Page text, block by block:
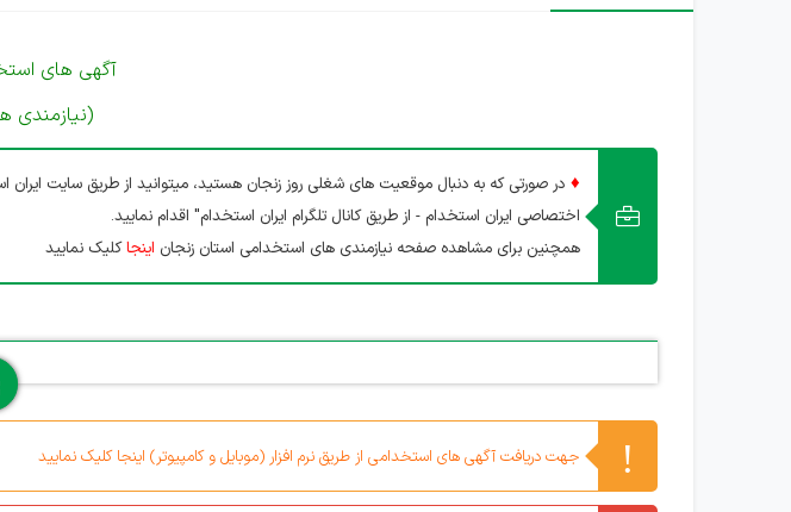
آگهی های
(نیازمندی
♦ در صورتی که به دنبال موقعیت های شغلی روز زنجان هستید، میتوانید از طریق سایت
اختصاصی ایران استخدام - از طریق کانال تلگرام ایران استخدام" اقدام نمایید.
همچنین برای مشاهده صفحه نیازمندی های استخدامی استان زنجان اینجاکلیک نمایید
جهت دریافت آگهی های استخدامی از طریق نرم افزار (موبایل و کامپیوتر) اینجا کلیک نمایید